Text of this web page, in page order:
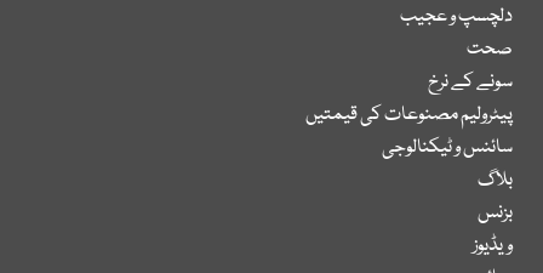
دلچسپ و عجیب
صحت
سونے کے نرخ
پیٹرولیم مصنوعات کی قیمتیں
سائنس و ٹیکنالوجی
بلاگ
بزنس
ویڈیوز